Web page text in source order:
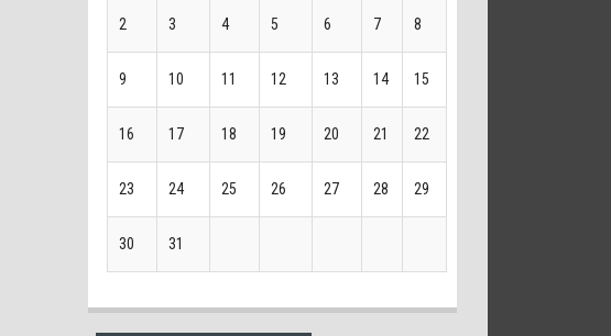
2 3 4 5 6 7 8
9 10 11 12 13 14 15
16 17 18 19 20 21 22
23 24 25 26 27 28 29
30 31